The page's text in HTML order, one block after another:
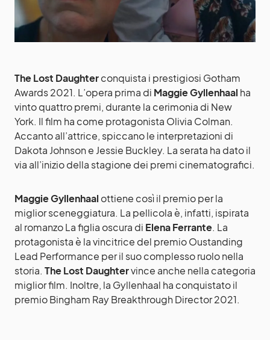
The Lost Daughterconquista i prestigiosi Gotham
Awards 2021. L’opera prima di Maggie Gyllenhaal ha
vinto quattro premi, durante la cerimonia di New
York. Il film ha come protagonista Olivia Colman.
Accanto all’attrice, spiccano le interpretazioni di
Dakota Johnson e Jessie Buckley. La serata ha dato il
via all’inizio della stagione dei premi cinematografici.
Maggie Gyllenhaal ottiene così il premio per la
miglior sceneggiatura. La pellicola è, infatti, ispirata
al romanzo La figlia oscura di Elena Ferrante. La
protagonista è la vincitrice del premio Oustanding
Lead Performance per il suo complesso ruolo nella
storia. The Lost Daughtervince anche nella categoria
miglior film. Inoltre, la Gyllenhaal ha conquistato il
premio Bingham Ray Breakthrough Director 2021.